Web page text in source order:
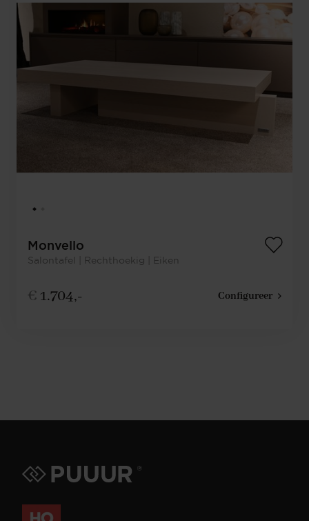
Monvello
Salontafel | Rechthoekig | Eiken
€ 1.704,- Configureer